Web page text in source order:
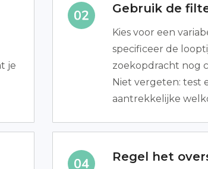
je
Gebruik de
Kies voor een
specificeer de
zoekopdracht nog
Niet vergeten: test
aantrekkelijke
Regel het